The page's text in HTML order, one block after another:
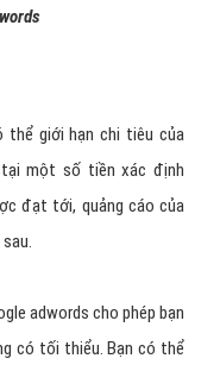
thể giới hạn chi tiêu của
tại một số tiền xác định
đạt tới, quảng cáo của
adwords cho phép bạn
có tối thiểu. Bạn có thể